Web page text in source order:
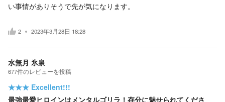
い事情がありそうで先が気になります。
2 2023年3月28日 18:28
水無月 氷泉
677件のレビューを投稿
★★★ Excellent!!!
最強最愛ヒロインはメンタルゴリラ！存分に魅せられてくださ